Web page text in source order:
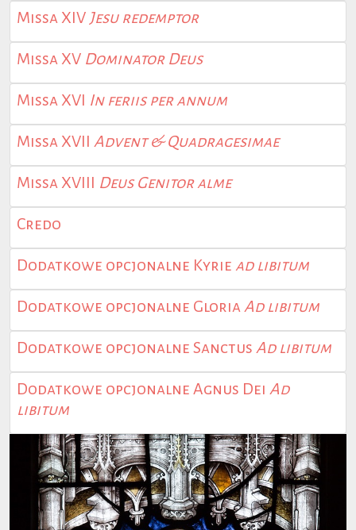
Missa XIV Jesu redemptor
Missa XV Dominator Deus
Missa XVI In feriis per annum
Missa XVII Advent & Quadragesimae
Missa XVIII Deus Genitor alme
Credo
Dodatkowe opcjonalne Kyrie ad libitum
Dodatkowe opcjonalne Gloria Ad libitum
Dodatkowe opcjonalne Sanctus Ad libitum
Dodatkowe opcjonalne Agnus Dei Ad
libitum